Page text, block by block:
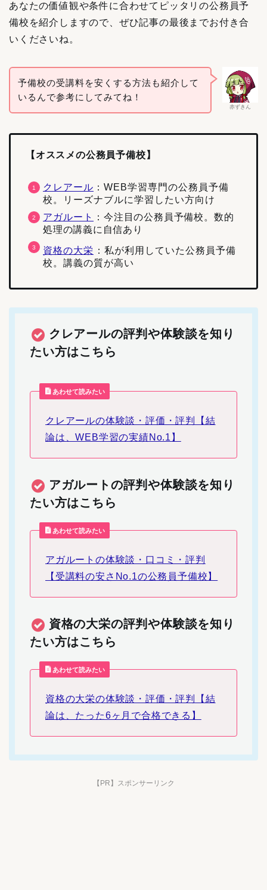
あなたの価値観や条件に合わせてピッタリの公務員予
備校を紹介しますので、ぜひ記事の最後までお付き合
いくださいね。
赤ずきん
予備校の受講料を安くする方法も紹介して
いるんで参考にしてみてね！
【オススメの公務員予備校】
クレアール ：WEB学習専門の公務員予備
校。リーズナブルに学習したい方向け
アガルート
： 今注目の公務員予備校。数的
処理の講義に自信あり
資格の大栄 ：私が利用していた公務員予備
校。講義の質が高い
クレアールの評判や体験談を知り
たい方はこちら
あわせて読みたい
クレアールの体験談・評価・評判【結
論は、WEB学習の実績No.1】
アガルートの評判や体験談を知り
たい方はこちら
あわせて読みたい
アガルートの体験談・口コミ・評判
【受講料の安さNo.1の公務員予備校】
資格の大栄の評判や体験談を知り
たい方はこちら
あわせて読みたい
資格の大栄の体験談・評価・評判【結
論は、たった6ヶ月で合格できる】
【PR】スポンサーリンク